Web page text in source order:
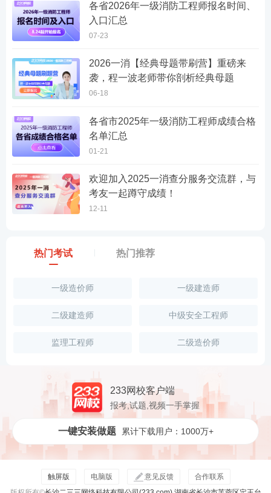
各省2026年一级消防工程师报名时间、
入口汇总
07-23
2026一消【经典母题带刷营】重磅来
袭，程一波老师带你剖析经典母题
06-18
各省市2025年一级消防工程师成绩合格
名单汇总
01-21
欢迎加入2025一消查分服务交流群，与
考友一起蹲守成绩！
12-11
热门考试 热门推荐
一级造价师 一级建造师
二级建造师 中级安全工程师
监理工程师 二级造价师
233网校客户端
报考,试题,视频一手掌握
一键安装做题 累计下载用户：1000万+
触屏版 电脑版 意见反馈
合作联系